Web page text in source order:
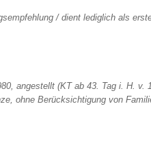
/ dient lediglich als
angestellt (KT ab 43. Tag i. H. v.
ohne Berücksichtigung von